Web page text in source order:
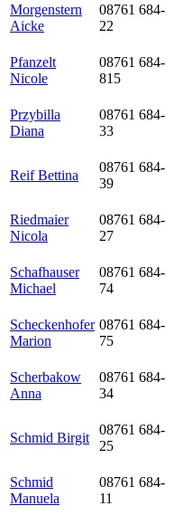
Morgenstern
Aicke
08761 684-
22
Pfanzelt
Nicole
08761 684-
815
Przybilla
Diana
08761 684-
33
Reif Bettina
08761 684-
39
Riedmaier
Nicola
08761 684-
27
Schafhauser
Michael
08761 684-
74
Scheckenhofer
Marion
08761 684-
75
Scherbakow
Anna
08761 684-
34
Schmid Birgit
08761 684-
25
Schmid
Manuela
08761 684-
11